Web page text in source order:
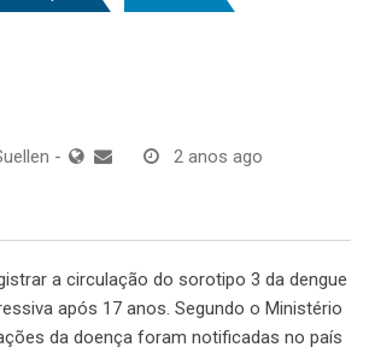
- 2 anos ago
a circulação do sorotipo 3 da dengue
após 17 anos. Segundo o Ministério
da doença foram notificadas no país